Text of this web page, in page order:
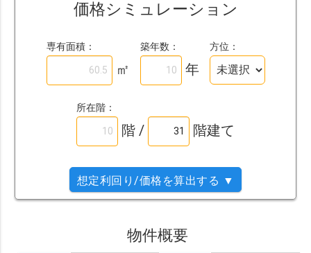
価格シミュレーション
専有面積：
㎡
築年数：
年
方位：
所在階：
階 / 階建て
想定利回り/価格を算出する ▼
物件概要